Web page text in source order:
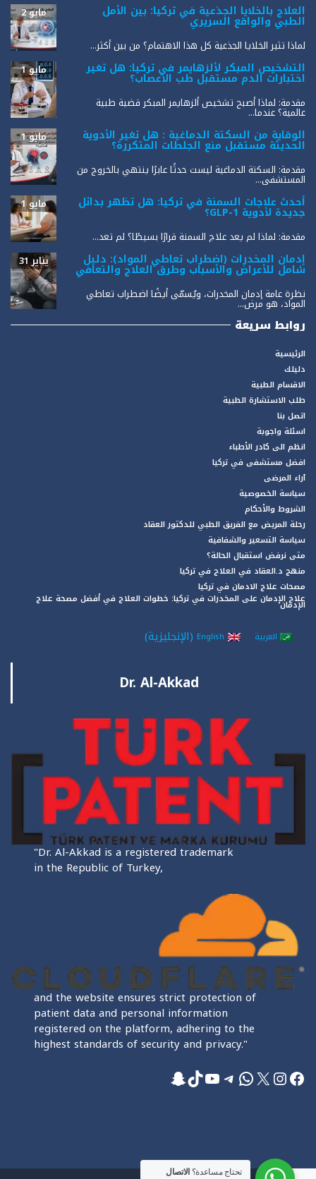
العلاج بالخلايا الجذعية في تركيا: بين الأمل
الطبي والواقع السريري
مايو 2
لماذا تثير الخلايا الجذعية كل هذا الاهتمام؟ من بين أكثر...
التشخيص المبكر لألزهايمر في تركيا: هل تغير
اختبارات الدم مستقبل طب الأعصاب؟
مايو 1
مقدمة: لماذا أصبح تشخيص ألزهايمر المبكر قضية طبية
عالمية؟ عندما...
الوقاية من السكتة الدماغية : هل تغير الأدوية
الحديثة مستقبل منع الجلطات المتكررة؟
مايو 1
مقدمة: السكتة الدماغية ليست حدثًا عابرًا ينتهي بالخروج من
المستشفى...
أحدث علاجات السمنة في تركيا: هل تظهر بدائل
جديدة لأدوية GLP-1؟
مايو 1
مقدمة: لماذا لم يعد علاج السمنة قرارًا بسيطًا؟ لم تعد...
إدمان المخدرات (اضطراب تعاطي المواد): دليل
شامل للأعراض والأسباب وطرق العلاج والتعافي
يناير 31
نظرة عامة إدمان المخدرات، ويُسمّى أيضًا اضطراب تعاطي
المواد، هو مرض...
روابط سريعة
الرئيسية
دليلك
الاقسام الطبية
طلب الاستشارة الطبية
اتصل بنا
اسئلة واجوبة
انظم الى كادر الأطباء
افضل مستشفى في تركيا
آراء المرضى
سياسة الخصوصية
الشروط والأحكام
رحلة المريض مع الفريق الطبي للدكتور العقاد
سياسة التسعير والشفافية
متى نرفض استقبال الحالة؟
منهج د.العقاد في العلاج في تركيا
مصحات علاج الادمان في تركيا
علاج الإدمان على المخدرات في تركيا: خطوات العلاج في أفضل مصحة علاج
الإدمان
العربية English
(الإنجليزية)
Dr. Al-Akkad
"Dr. Al-Akkad is a registered trademark
in the Republic of Turkey,
and the website ensures strict protection of
patient data and personal information
registered on the platform, adhering to the
highest standards of security and privacy."
فيسبوك
إنستجرام
إكسواتساب
تيليجرام
يوتيوب
تيك توك
سناب شات
تحتاج مساعدة؟ الاتصال